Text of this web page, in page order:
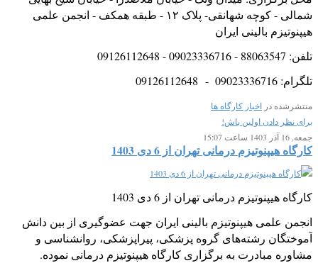
شمالی - کوچه شهانقی- پلاک ۱۲ - طبقه همکف - انجمن علمی
هیپنوتیزم بالینی ایران
تلفن: 88063547 - 09023336716 - 09126112648
تلگرام: 09023336716 - 09126112648
منتشرشده در اخبار کارگاه ها
برای نظر دادن اولین باش!
جمعه, 16 آذر 1403 ساعت 15:07
کارگاه هیپنوتیزم درمانی تهران از 6 دی 1403
کارگاه هیپنوتیزم درمانی تهران از 6 دی 1403
انجمن علمی هیپنوتیزم بالینی ایران جهت عضوگیری از بین دانش
آموختگان رشته‌های گروه پزشکی، پیراپزشکی، روانشناسی و
مشاوره مبادرت به برگزاری کارگاه هیپنوتیزم درمانی نموده.